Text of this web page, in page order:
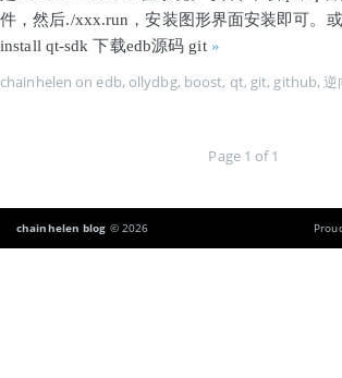
件，然后./xxx.run，安装图形界面安装即可。
install qt-sdk 下载edb源码 git »
chainhelen on edb, ollydbg, boost, qt, git, github,逆
Page 1 of 1
chainhelen blog © 2026